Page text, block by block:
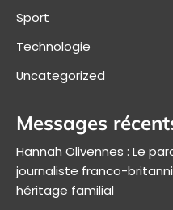
Sport
Technologie
Uncategorized
Messages
Hannah Olivennes : Le
journaliste franco-
héritage familial